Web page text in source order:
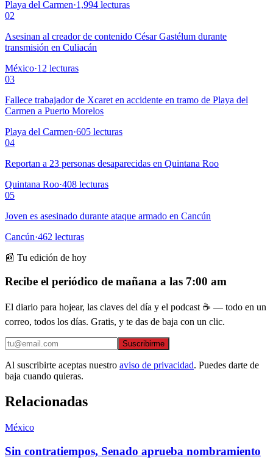
Playa del Carmen·1,994 lecturas
02
Asesinan al creador de contenido César Gastélum durante
transmisión en Culiacán
México·12 lecturas
03
Fallece trabajador de Xcaret en accidente en tramo de Playa del
Carmen a Puerto Morelos
Playa del Carmen·605 lecturas
04
Reportan a 23 personas desaparecidas en Quintana Roo
Quintana Roo·408 lecturas
05
Joven es asesinado durante ataque armado en Cancún
Cancún·462 lecturas
📰 Tu edición de hoy
Recibe el periódico de mañana a las 7:00 am
El diario para hojear, las claves del día y el podcast ☕ — todo en un
correo, todos los días. Gratis, y te das de baja con un clic.
Suscribirme
Al suscribirte aceptas nuestro aviso de privacidad. Puedes darte de
baja cuando quieras.
Relacionadas
México
Sin contratiempos, Senado aprueba nombramiento